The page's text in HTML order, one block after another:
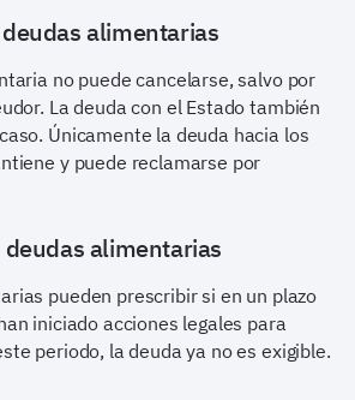
alimentarias
no puede cancelarse, salvo por
La deuda con el Estado también
Únicamente la deuda hacia los
y puede reclamarse por
alimentarias
pueden prescribir si en un plazo
iniciado acciones legales para
periodo, la deuda ya no es exigible.